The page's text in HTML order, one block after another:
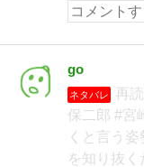
go
ネタバレ
再
保二郎 #宮
くと言う
を知り抜く